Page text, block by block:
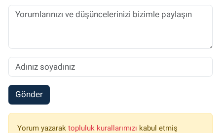
Gönder
Yorum yazarak topluluk kurallarımızı kabul etmiş